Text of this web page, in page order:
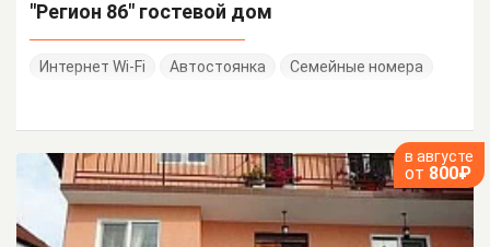
"Регион 86" гостевой дом
Интернет Wi-Fi Автостоянка Семейные номера
в августе
от 800₽